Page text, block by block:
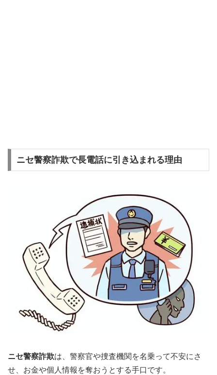
ニセ警察詐欺で長電話に引き込まれる理由
ニセ警察詐欺は、警察官や捜査機関を名乗って不安にさ
せ、お金や個人情報を奪おうとする手口です。